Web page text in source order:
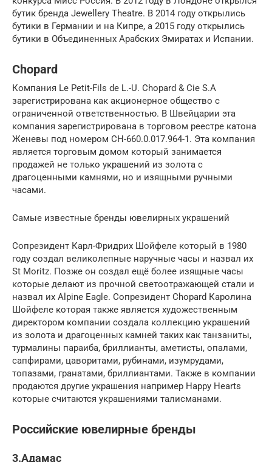
бутик бренда Jewellery Theatre. В 2014 году открылись
бутики в Германии и на Кипре, а 2015 году открылись
бутики в Объединенных Арабских Эмиратах и Испании.
Chopard
Компания Le Petit-Fils de L.-U. Chopard & Cie S.A
зарегистрирована как акционерное общество с
ограниченной ответственностью. В Швейцарии эта
компания зарегистрирована в торговом реестре катона
Женевы под номером CH-660.0.017.964-1. Эта компания
является торговым домом который занимается
продажей не только украшений из золота с
драгоценными камнями, но и изящными ручными
часами.
Самые известные бренды ювелирных украшений
Сопрезидент Карл-Фридрих Шойфеле который в 1980
году создал великолепные наручные часы и назвал их
St Moritz. Позже он создал ещё более изящные часы
которые делают из прочной светоотражающей стали и
назвал их Alpine Eagle. Сопрезидент Chopard Каролина
Шойфеле которая также является художественным
директором компании создала коллекцию украшений
из золота и драгоценных камней таких как танзаниты,
турмалины параиба, бриллианты, аметисты, опалами,
сапфирами, цаворитами, рубинами, изумрудами,
топазами, гранатами, бриллиантами. Также в компании
продаются другие украшения например Happy Hearts
которые считаются украшениями талисманами.
Российские ювелирные бренды
3.Адамас